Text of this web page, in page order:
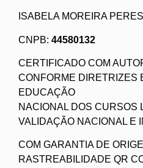
ISABELA MOREIRA PERES
CNPB: 44580132
CERTIFICADO COM
CONFORME DIRETRIZES
EDUCAÇÃO
NACIONAL DOS CURSOS
VALIDAÇÃO NACIONAL E
COM GARANTIA DE
RASTREABILIDADE QR